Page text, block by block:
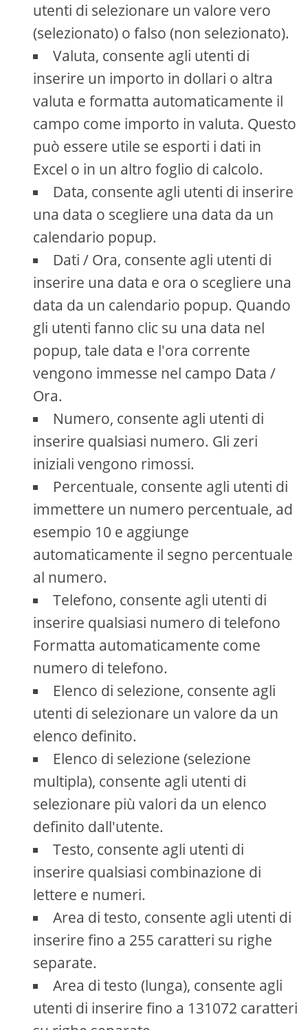
utenti di selezionare un valore vero
(selezionato) o falso (non selezionato).
Valuta, consente agli utenti di
inserire un importo in dollari o altra
valuta e formatta automaticamente il
campo come importo in valuta. Questo
può essere utile se esporti i dati in
Excel o in un altro foglio di calcolo.
Data, consente agli utenti di inserire
una data o scegliere una data da un
calendario popup.
Dati / Ora, consente agli utenti di
inserire una data e ora o scegliere una
data da un calendario popup. Quando
gli utenti fanno clic su una data nel
popup, tale data e l'ora corrente
vengono immesse nel campo Data /
Ora.
Numero, consente agli utenti di
inserire qualsiasi numero. Gli zeri
iniziali vengono rimossi.
Percentuale, consente agli utenti di
immettere un numero percentuale, ad
esempio 10 e aggiunge
automaticamente il segno percentuale
al numero.
Telefono, consente agli utenti di
inserire qualsiasi numero di telefono
Formatta automaticamente come
numero di telefono.
Elenco di selezione, consente agli
utenti di selezionare un valore da un
elenco definito.
Elenco di selezione (selezione
multipla), consente agli utenti di
selezionare più valori da un elenco
definito dall'utente.
Testo, consente agli utenti di
inserire qualsiasi combinazione di
lettere e numeri.
Area di testo, consente agli utenti di
inserire fino a 255 caratteri su righe
separate.
Area di testo (lunga), consente agli
utenti di inserire fino a 131072 caratteri